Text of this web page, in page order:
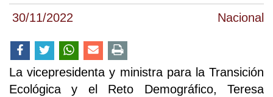
30/11/2022 Nacional
La vicepresidenta y ministra para la Transición
Ecológica y el Reto Demográfico, Teresa